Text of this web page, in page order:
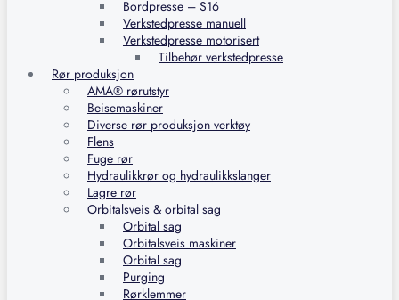
Bordpresse – S16
Verkstedpresse manuell
Verkstedpresse motorisert
Tilbehør verkstedpresse
Rør produksjon
AMA® rørutstyr
Beisemaskiner
Diverse rør produksjon verktøy
Flens
Fuge rør
Hydraulikkrør og hydraulikkslanger
Lagre rør
Orbitalsveis & orbital sag
Orbital sag
Orbitalsveis maskiner
Orbital sag
Purging
Rørklemmer